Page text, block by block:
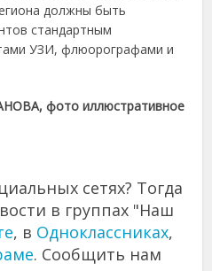
должны быть
стандартным
УЗИ, флюорографами и
фото иллюстративное
сетях? Тогда
в группах "Наш
, в Одноклассниках,
. Сообщить нам